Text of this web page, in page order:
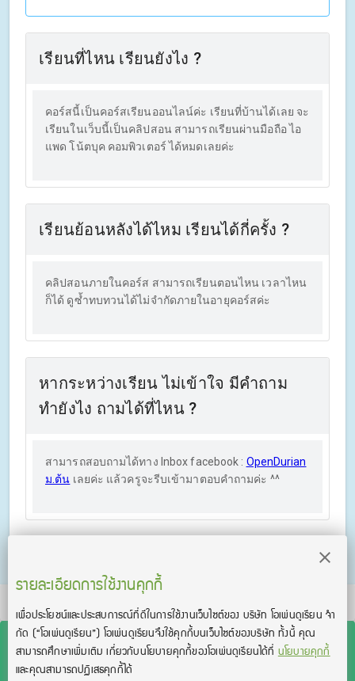
เรียนที่ไหน เรียนยังไง ?
คอร์สนี้เป็นคอร์สเรียนออนไลน์ค่ะ เรียนที่บ้านได้เลย จะ
เรียนในเว็บนี้เป็นคลิปสอน สามารถเรียนผ่านมือถือ ไอ
แพด โน้ตบุค คอมพิวเตอร์ ได้หมดเลยค่ะ
เรียนย้อนหลังได้ไหม เรียนได้กี่ครั้ง ?
คลิปสอนภายในคอร์ส สามารถเรียนตอนไหน เวลาไหน
ก็ได้ ดูซ้ำทบทวนได้ไม่จำกัดภายในอายุคอร์สค่ะ
หากระหว่างเรียน ไม่เข้าใจ มีคำถาม
ทำยังไง ถามได้ที่ไหน ?
สามารถสอบถามได้ทาง Inbox facebook : OpenDurian
ม.ต้น เลยค่ะ แล้วครูจะรีบเข้ามาตอบคำถามค่ะ ^^
รายละเอียดการใช้งานคุกกี้
เพื่อประโยชน์และประสบการณ์ที่ดีในการใช้งานเว็บไซต์ของ บริษัท โอเพ่นดูเรียน จํา
กัด (“โอเพ่นดูเรียน”)โอเพ่นดูเรียนจึงใช้คุกกี้บนเว็บไซต์ของบริษัท ทั้งนี้ คุณ
สามารถศึกษาเพิ่มเติม เกี่ยวกับนโยบายคุกกี้ของโอเพ่นดูเรียนได้ที่นโยบายคุกกี้
และคุณสามารถปฏิเสธคุกกี้ได้
TOEIC® and TOEFL® are registered trademarks of Educational Testing Service
(ETS). This product is not endorsed or approved by ETS.
สงวนลิขสิทธิ์โดย บริษัท โอเพ่นดูเรียน จำกัด 2026 —